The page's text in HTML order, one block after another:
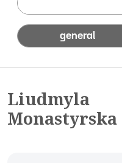
general
Liudmyla
Monastyrska